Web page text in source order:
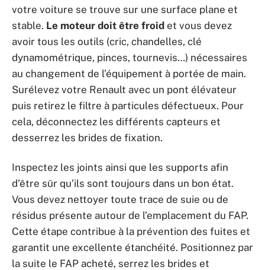
votre voiture se trouve sur une surface plane et
stable. Le moteur doit être froid et vous devez
avoir tous les outils (cric, chandelles, clé
dynamométrique, pinces, tournevis…) nécessaires
au changement de l’équipement à portée de main.
Surélevez votre Renault avec un pont élévateur
puis retirez le filtre à particules défectueux. Pour
cela, déconnectez les différents capteurs et
desserrez les brides de fixation.
Inspectez les joints ainsi que les supports afin
d’être sûr qu’ils sont toujours dans un bon état.
Vous devez nettoyer toute trace de suie ou de
résidus présente autour de l’emplacement du FAP.
Cette étape contribue à la prévention des fuites et
garantit une excellente étanchéité. Positionnez par
la suite le FAP acheté, serrez les brides et